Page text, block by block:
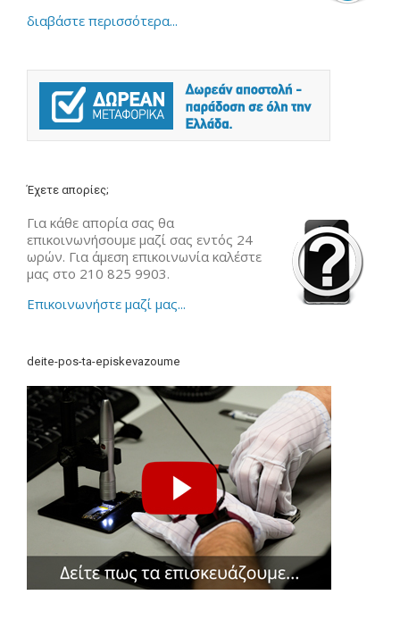
διαβάστε περισσότερα...
Έχετε απορίες;
Για κάθε απορία σας θα
επικοινωνήσουμε μαζί σας εντός 24
ωρών. Για άμεση επικοινωνία καλέστε
μας στο 210 825 9903.
Επικοινωνήστε μαζί μας...
deite-pos-ta-episkevazoume